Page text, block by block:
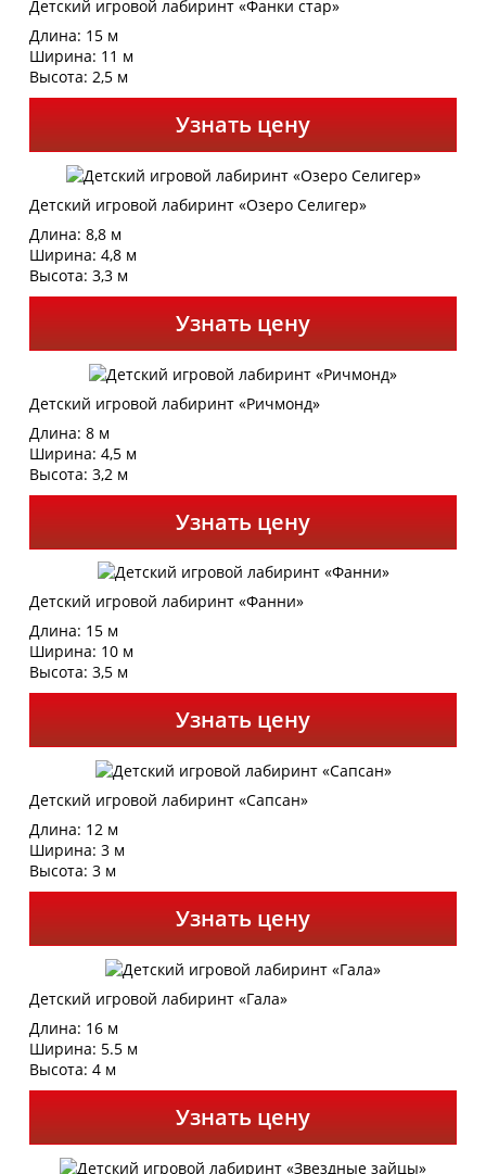
Детский игровой лабиринт «Фанки стар»
Длина: 15 м
Ширина: 11 м
Высота: 2,5 м
Узнать цену
Детский игровой лабиринт «Озеро Селигер»
Длина: 8,8 м
Ширина: 4,8 м
Высота: 3,3 м
Узнать цену
Детский игровой лабиринт «Ричмонд»
Длина: 8 м
Ширина: 4,5 м
Высота: 3,2 м
Узнать цену
Детский игровой лабиринт «Фанни»
Длина: 15 м
Ширина: 10 м
Высота: 3,5 м
Узнать цену
Детский игровой лабиринт «Сапсан»
Длина: 12 м
Ширина: 3 м
Высота: 3 м
Узнать цену
Детский игровой лабиринт «Гала»
Длина: 16 м
Ширина: 5.5 м
Высота: 4 м
Узнать цену